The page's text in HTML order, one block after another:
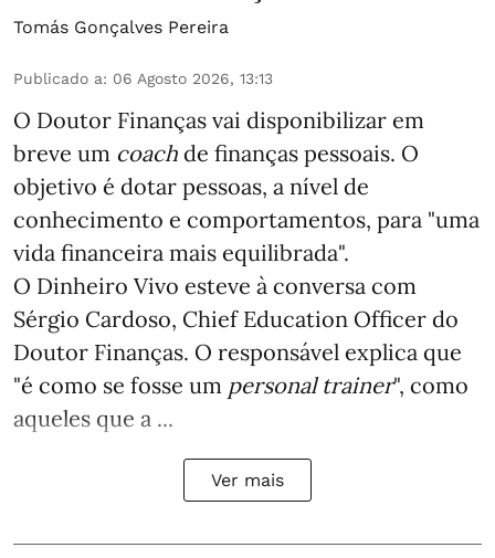
Tomás Gonçalves Pereira
Publicado a: 06 Agosto 2026, 13:13
O Doutor Finanças vai disponibilizar em
breve um coach de finanças pessoais. O
objetivo é dotar pessoas, a nível de
conhecimento e comportamentos, para "uma
vida financeira mais equilibrada".
O Dinheiro Vivo esteve à conversa com
Sérgio Cardoso, Chief Education Officer do
Doutor Finanças. O responsável explica que
"é como se fosse um personal trainer", como
aqueles que a ...
Ver mais